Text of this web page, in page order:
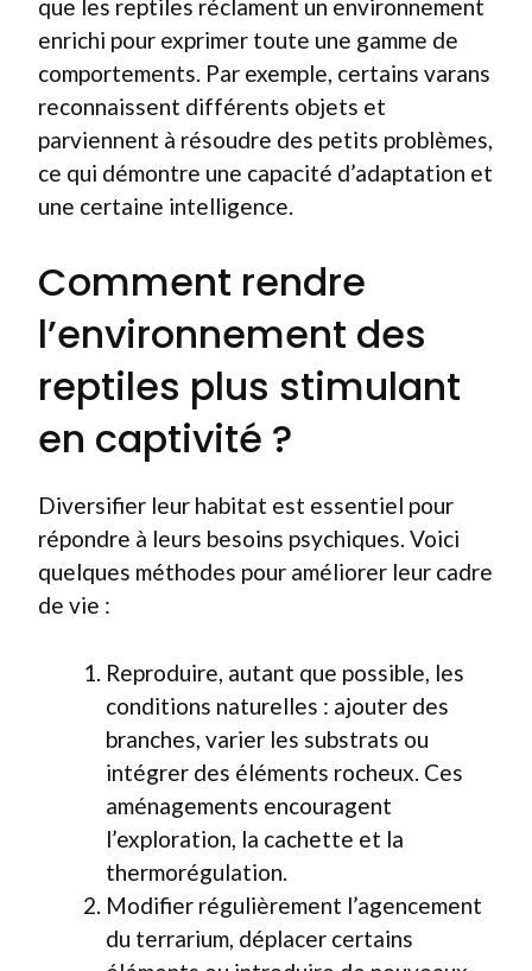
que les reptiles réclament un environnement
enrichi pour exprimer toute une gamme de
comportements. Par exemple, certains varans
reconnaissent différents objets et
parviennent à résoudre des petits problèmes,
ce qui démontre une capacité d’adaptation et
une certaine intelligence.
Comment rendre
l’environnement des
reptiles plus stimulant
en captivité ?
Diversifier leur habitat est essentiel pour
répondre à leurs besoins psychiques. Voici
quelques méthodes pour améliorer leur cadre
de vie :
Reproduire, autant que possible, les
conditions naturelles : ajouter des
branches, varier les substrats ou
intégrer des éléments rocheux. Ces
aménagements encouragent
l’exploration, la cachette et la
thermorégulation.
Modifier régulièrement l’agencement
du terrarium, déplacer certains